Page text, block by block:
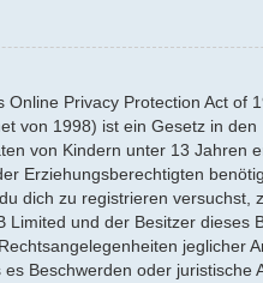
Online Privacy Protection Act of
von 1998) ist ein Gesetz in
von Kindern unter 13 Jahren
Erziehungsberechtigten
dich zu registrieren versuchst,
Limited und der Besitzer dieses
jeglicher
Beschwerden oder juristische